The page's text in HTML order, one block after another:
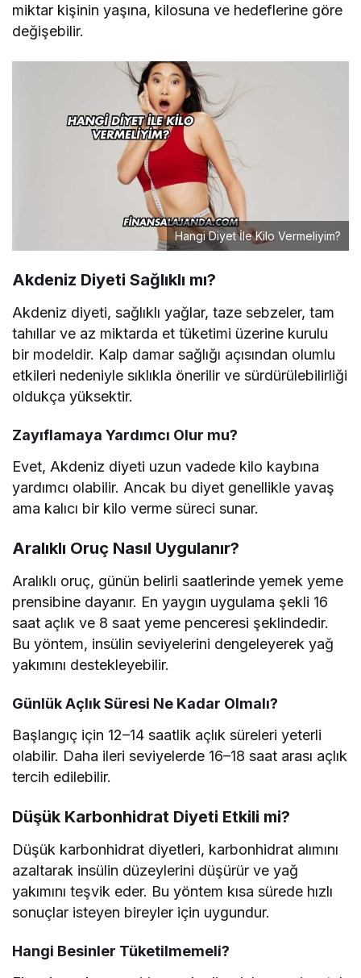
miktar kişinin yaşına, kilosuna ve hedeflerine göre
değişebilir.
Hangi Diyet İle Kilo Vermeliyim?
Akdeniz Diyeti Sağlıklı mı?
Akdeniz diyeti, sağlıklı yağlar, taze sebzeler, tam
tahıllar ve az miktarda et tüketimi üzerine kurulu
bir modeldir. Kalp damar sağlığı açısından olumlu
etkileri nedeniyle sıklıkla önerilir ve sürdürülebilirliği
oldukça yüksektir.
Zayıflamaya Yardımcı Olur mu?
Evet, Akdeniz diyeti uzun vadede kilo kaybına
yardımcı olabilir. Ancak bu diyet genellikle yavaş
ama kalıcı bir kilo verme süreci sunar.
Aralıklı Oruç Nasıl Uygulanır?
Aralıklı oruç, günün belirli saatlerinde yemek yeme
prensibine dayanır. En yaygın uygulama şekli 16
saat açlık ve 8 saat yeme penceresi şeklindedir.
Bu yöntem, insülin seviyelerini dengeleyerek yağ
yakımını destekleyebilir.
Günlük Açlık Süresi Ne Kadar Olmalı?
Başlangıç için 12–14 saatlik açlık süreleri yeterli
olabilir. Daha ileri seviyelerde 16–18 saat arası açlık
tercih edilebilir.
Düşük Karbonhidrat Diyeti Etkili mi?
Düşük karbonhidrat diyetleri, karbonhidrat alımını
azaltarak insülin düzeylerini düşürür ve yağ
yakımını teşvik eder. Bu yöntem kısa sürede hızlı
sonuçlar isteyen bireyler için uygundur.
Hangi Besinler Tüketilmemeli?